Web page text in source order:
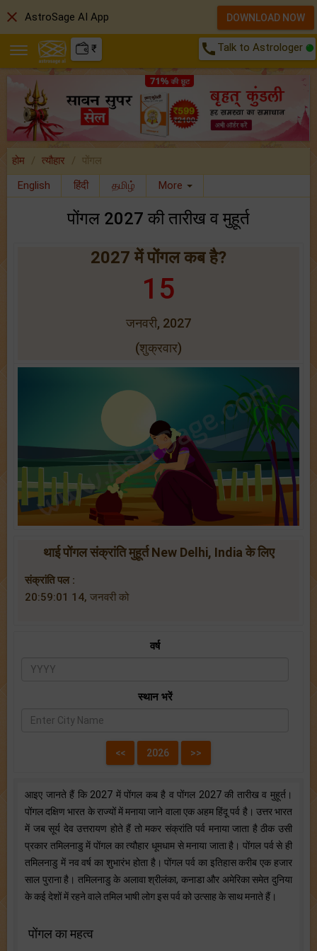
₹ call Talk to Astrologer
होम त्यौहार
पोंगल
English
हिंदी தமிழ் More
पोंगल 2027 की तारीख व मुहूर्त
2027 में पोंगल कब है?
15
जनवरी, 2027
(शुक्रवार)
थाई पोंगल संक्रांति मुहूर्त New Delhi, India के लिए
संक्रांति पल :
20:59:01 14, जनवरी को
वर्ष
स्थान भरें
आइए जानते हैं कि 2027 में पोंगल कब है व पोंगल 2027 की तारीख व मुहूर्त।
पोंगल दक्षिण भारत के राज्यों में मनाया जाने वाला एक अहम हिंदू पर्व है। उत्तर भारत
में जब सूर्य देव उत्तरायण होते हैं तो मकर संक्रांति पर्व मनाया जाता है ठीक उसी
प्रकार तमिलनाडु में पोंगल का त्यौहार धूमधाम से मनाया जाता है। पोंगल पर्व से ही
तमिलनाडु में नव वर्ष का शुभारंभ होता है। पोंगल पर्व का इतिहास करीब एक हजार
साल पुराना है। तमिलनाडु के अलावा श्रीलंका, कनाडा और अमेरिका समेत दुनिया
के कई देशों में रहने वाले तमिल भाषी लोग इस पर्व को उत्साह के साथ मनाते हैं।
पोंगल का महत्व
close AstroSage AI App DOWNLOAD NOW